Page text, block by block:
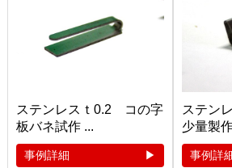
ステンレスｔ0.2 コの字
板バネ試作 ...
事例詳細
ステン
少量製
事例詳